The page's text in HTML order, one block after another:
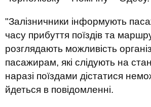
"Залізничники інформують
часу прибуття поїздів та
розглядають можливість
пасажирам, які слідують на
наразі поїздами дістатися
йдеться в повідомленні.